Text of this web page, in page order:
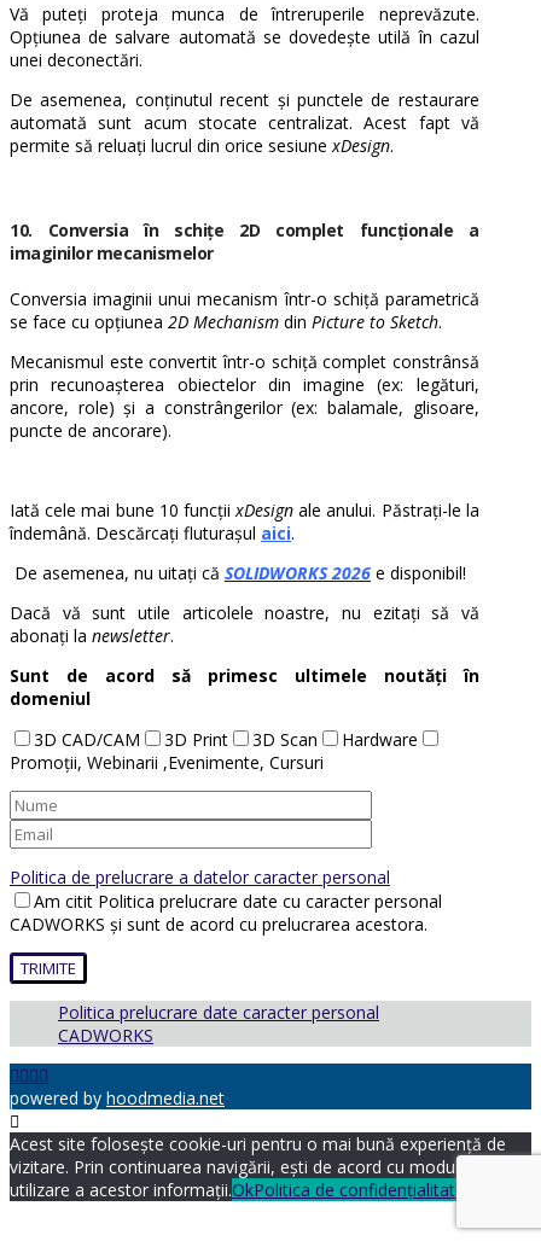
Vă puteți proteja munca de întreruperile neprevăzute.
Opțiunea de salvare automată se dovedește utilă în cazul
unei deconectări.
De asemenea, conținutul recent și punctele de restaurare
automată sunt acum stocate centralizat. Acest fapt vă
permite să reluați lucrul din orice sesiunexDesign.
10. Conversiaîn schițe 2D complet funcționale a
imaginilor mecanismelor
Conversia imaginii unui mecanism într-o schiță parametrică
se face cu opțiunea 2D Mechanism din Picture to Sketch.
Mecanismul este convertit într-o schiță complet constrânsă
prin recunoașterea obiectelor din imagine (ex: legături,
ancore, role) și a constrângerilor (ex: balamale, glisoare,
puncte de ancorare).
Iată cele mai bune 10 funcțiixDesign ale anului. Păstrați-le la
îndemână. Descărcați fluturașul aici.
De asemenea, nu uitați că SOLIDWORKS 2026 e disponibil!
Dacă vă sunt utile articolele noastre, nu ezitați să vă
abonați la newsletter.
Sunt de acord să primesc ultimele noutăți în
domeniul
3D CAD/CAM
3D Print 3D Scan
Hardware
Promoții, Webinarii ,Evenimente, Cursuri
Politica de prelucrare a datelor caracter personal
Am citit Politica prelucrare date cu caracter personal
CADWORKS și sunt de acord cu prelucrarea acestora.
Politica prelucrare date caracter personal
CADWORKS
powered by hoodmedia.net
Acest site folosește cookie-uri pentru o mai bună experiență de
vizitare. Prin continuarea navigării, ești de acord cu modul de
utilizare a acestor informații.OkPolitica de confidențialitate